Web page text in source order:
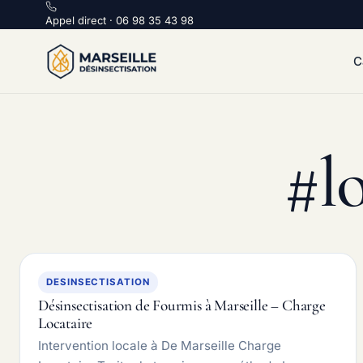
Appel direct :
Appel direct · 06 98 35 43 98
DESINSECTISATION
Désinsectisation de Fourmis à Marseille – Charge
Locataire
Intervention locale à De Marseille Charge